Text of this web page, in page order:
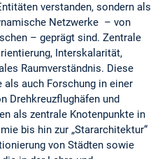
verstanden, sondern als
Netzwerke – von
– geprägt sind. Zentrale
Interskalarität,
Raumverständnis. Diese
als auch Forschung in einer
Drehkreuzflughäfen und
als zentrale Knotenpunkte in
bis hin zur „Stararchitektur“
von Städten sowie